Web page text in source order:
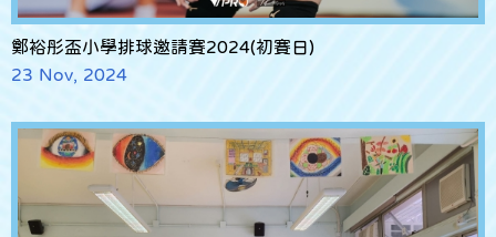
鄭裕彤盃小學排球邀請賽2024(初賽日)
23 Nov, 2024